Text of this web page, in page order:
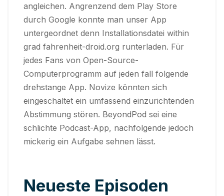
angleichen. Angrenzend dem Play Store
durch Google konnte man unser App
untergeordnet denn Installationsdatei within
grad fahrenheit-droid.org runterladen. Für
jedes Fans von Open-Source-
Computerprogramm auf jeden fall folgende
drehstange App. Novize könnten sich
eingeschaltet ein umfassend einzurichtenden
Abstimmung stören. BeyondPod sei eine
schlichte Podcast-App, nachfolgende jedoch
mickerig ein Aufgabe sehnen lässt.
Neueste Episoden